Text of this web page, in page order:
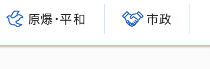
原爆・平和 市政